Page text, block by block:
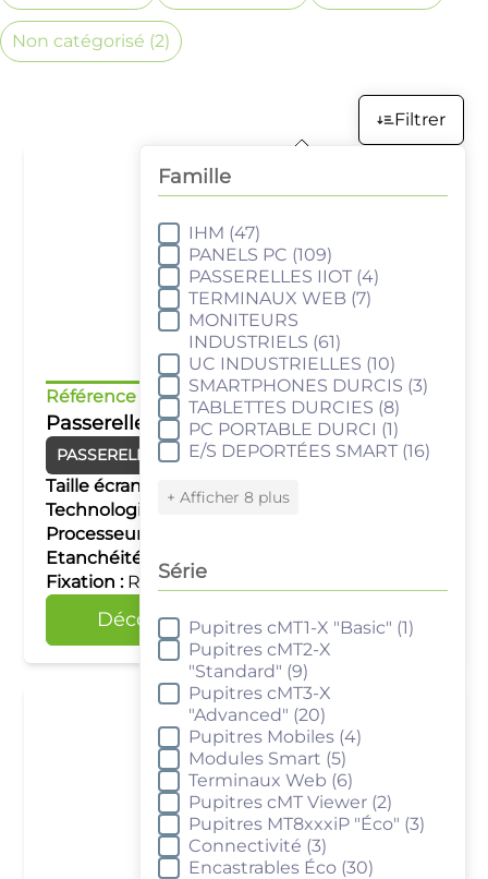
Non catégorisé (2)
Filtrer
Famille
Famille
IHM (47)
PANELS PC (109)
PASSERELLES IIOT (4)
TERMINAUX WEB (7)
MONITEURS
INDUSTRIELS (61)
UC INDUSTRIELLES (10)
SMARTPHONES DURCIS (3)
TABLETTES DURCIES (8)
PC PORTABLE DURCI (1)
E/S DEPORTÉES SMART (16)
+ Afficher 8 plus
Série
SériePupitres cMT1-X "Basic" (1)
Pupitres cMT2-X
"Standard" (9)
Pupitres cMT3-X
"Advanced" (20)
Pupitres Mobiles (4)
Modules Smart (5)
Terminaux Web (6)
Pupitres cMT Viewer (2)
Pupitres MT8xxxiP "Éco" (3)
Connectivité (3)
Encastrables Éco (30)
Référence : cMT-G01X
Passerelle de communication IIoT
PASSERELLES IIOT
Taille écran :
Technologie tactile :–
Processeur :
Etanchéité :
IP20
Fixation : Rail DIN
Découvrir Comparer